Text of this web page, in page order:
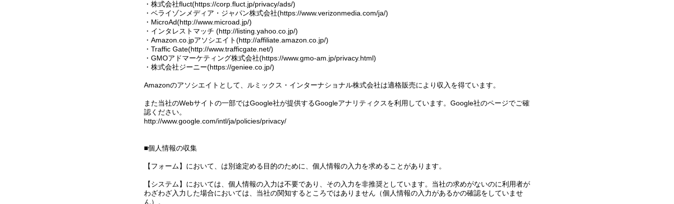
・株式会社fluct(https://corp.fluct.jp/privacy/ads/)
・ベライゾンメディア・ジャパン株式会社(https://www.verizonmedia.com/ja/)
・MicroAd(http://www.microad.jp/)
・インタレストマッチ (http://listing.yahoo.co.jp/)
・Amazon.co.jpアソシエイト(http://affiliate.amazon.co.jp/)
・Traffic Gate(http://www.trafficgate.net/)
・GMOアドマーケティング株式会社(https://www.gmo-am.jp/privacy.html)
・株式会社ジーニー(https://geniee.co.jp/)
Amazonのアソシエイトとして、ルミックス・インターナショナル株式会社は適格販売により収入を得ています。
また当社のWebサイトの一部ではGoogle社が提供するGoogleアナリティクスを利用しています。Google社のページでご確
認ください。
http://www.google.com/intl/ja/policies/privacy/
■個人情報の収集
【フォーム】において、は別途定める目的のために、個人情報の入力を求めることがあります。
【システム】においては、個人情報の入力は不要であり、その入力を非推奨としています。当社の求めがないのに利用者が
わざわざ入力した場合においては、当社の関知するところではありません（個人情報の入力があるかの確認をしていませ
ん）。